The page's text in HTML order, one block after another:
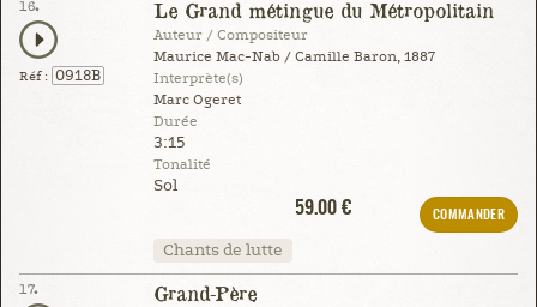
16.
Réf : 0918B
Le Grand métingue du Métropolitain
Auteur / Compositeur
Maurice Mac-Nab / Camille Baron, 1887
Interprète(s)
Marc Ogeret
Durée
3:15
Tonalité
Sol
59.00 €
COMMANDER
Chants de lutte
17. Grand-Père